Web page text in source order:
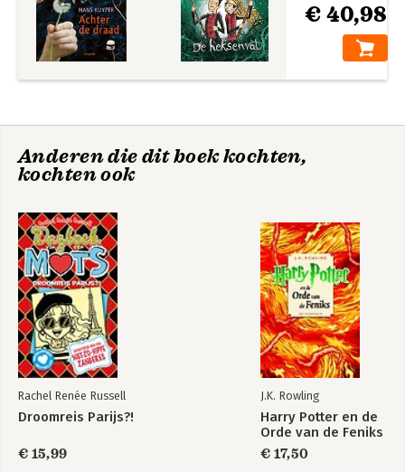
€ 40,98
Anderen die dit boek kochten,
kochten ook
Rachel Renée Russell
Droomreis Parijs?!
€ 15,99
J.K. Rowling
Harry Potter en de
Orde van de Feniks
€ 17,50